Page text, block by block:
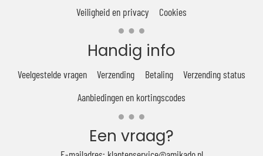
Veiligheid en privacy
Cookies
Handig info
Veelgestelde vragen Verzending Betaling
Verzending status
Aanbiedingen en kortingscodes
Een vraag?